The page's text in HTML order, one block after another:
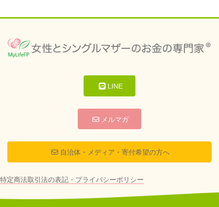
LINE
メルマガ
自治体・メディア・寄付希望の方へ
特定商法取引法の表記・プライバシーポリシー